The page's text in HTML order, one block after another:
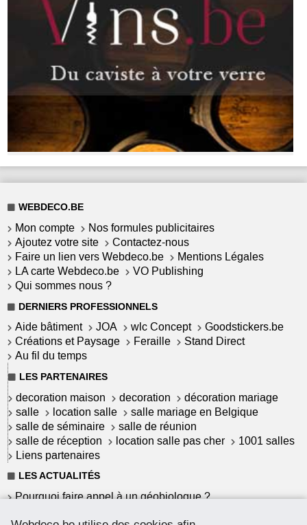
WEBDECO.BE
Mon compte
Nos formules publicitaires
Ajoutez votre site
Contactez-nous
Faire un lien vers Webdeco.be
Mentions Légales
LA carte Webdeco.be
VO Publishing
Qui sommes nous ?
DERNIERS PROFESSIONNELS
Aide bâtiment JOA wlc Concept
Goodstickers.be
Créations et Paysage
Feraille
Stand Direct
Au fil du temps
LES PARTENAIRES
decoration maison decoration
décoration mariage
salle
location salle
salle mariage en Belgique
salle de séminaire
salle de réunion
salle de réception
location salle pas cher
1001 salles
Liens partenaires
LES ACTUALITÉS
Pourquoi faire appel à un géobiologue ?